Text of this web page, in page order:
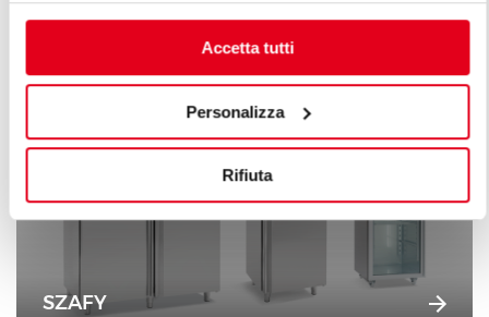
Accetta tutti
Personalizza
Rifiuta
SCHŁADZARKI SZOKOWE
SZAFY